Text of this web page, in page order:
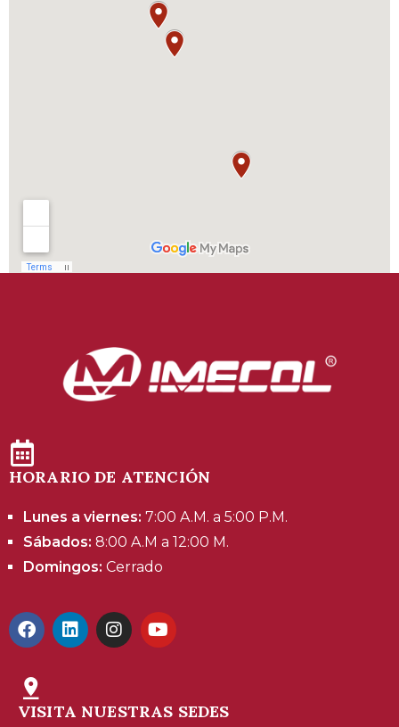
HORARIO DE ATENCIÓN
Lunes a viernes: 7:00 A.M. a 5:00 P.M.
Sábados: 8:00 A.M a 12:00 M.
Domingos: Cerrado
VISITA NUESTRAS SEDES